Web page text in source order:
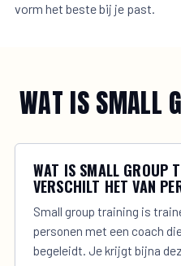
vorm het beste bij je past.
WAT IS SMALL
WAT IS SMALL GROUP
VERSCHILT HET VAN
Small group training is
personen met een coach
begeleidt. Je krijgt bijna